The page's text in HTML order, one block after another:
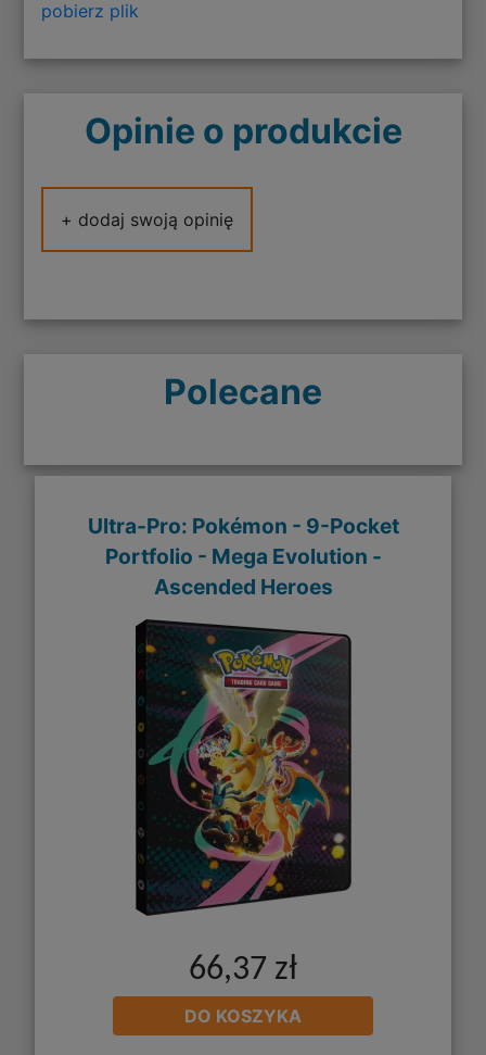
pobierz plik
Opinie o produkcie
+ dodaj swoją opinię
Polecane
Ultra-Pro: Pokémon - 9-Pocket
Portfolio - Mega Evolution -
Ascended Heroes
66,37 zł
DO KOSZYKA